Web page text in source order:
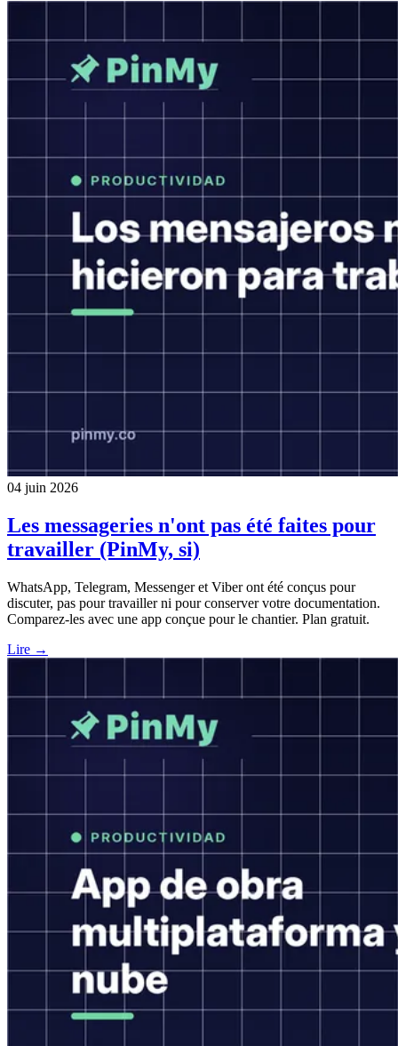
04 juin 2026
Les messageries n'ont pas été faites pour
travailler (PinMy, si)
WhatsApp, Telegram, Messenger et Viber ont été conçus pour
discuter, pas pour travailler ni pour conserver votre documentation.
Comparez-les avec une app conçue pour le chantier. Plan gratuit.
Lire →